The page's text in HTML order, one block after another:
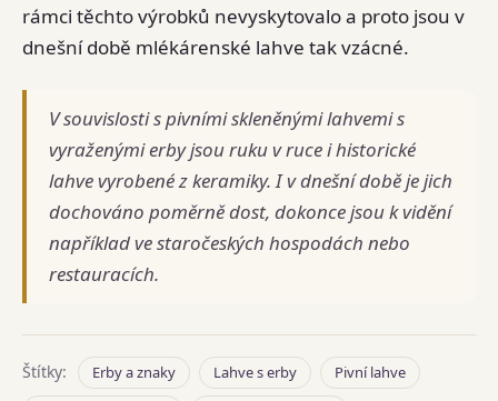
rámci těchto výrobků nevyskytovalo a proto jsou v
dnešní době mlékárenské lahve tak vzácné.
V souvislosti s pivními skleněnými lahvemi s
vyraženými erby jsou ruku v ruce i historické
lahve vyrobené z keramiky. I v dnešní době je jich
dochováno poměrně dost, dokonce jsou k vidění
například ve staročeských hospodách nebo
restauracích.
Štítky: Erby a znaky Lahve s erby
Pivní lahve